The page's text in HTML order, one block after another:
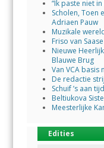
“Ik paste niet
Scholen, Toen
Adriaen Pauw
Muzikale
Friso van
Nieuwe
Blauwe Brug
Van VCA basis
De redactie
Schuif ’s aan
Beltiukova
Meesterlijke
Edities